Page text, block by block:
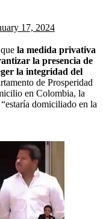
17, 2024
la medida privativa
la presencia de
la integridad del
de Prosperidad
en Colombia, la
domiciliado en la